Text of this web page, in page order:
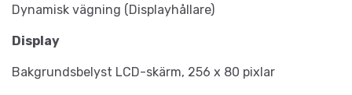
Dynamisk vägning (Displayhållare)
Display
Bakgrundsbelyst LCD-skärm, 256 x 80 pixlar